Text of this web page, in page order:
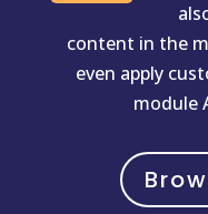
content in the
even apply
module